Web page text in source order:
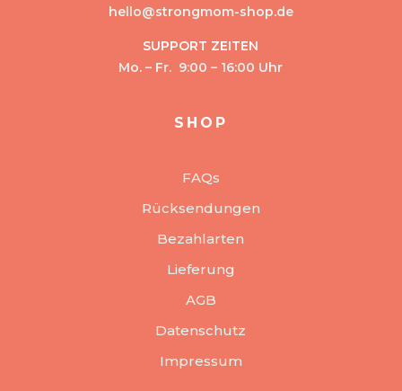
hello@strongmom-shop.de
SUPPORT ZEITEN
Mo. – Fr. 9:00 – 16:00 Uhr
SHOP
FAQs
Rücksendungen
Bezahlarten
Lieferung
AGB
Datenschutz
Impressum